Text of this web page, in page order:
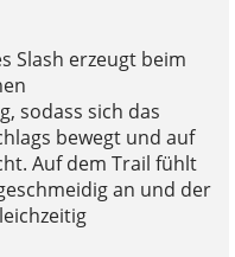
Slash erzeugt beim
sodass sich das
bewegt und auf
Auf dem Trail fühlt
an und der